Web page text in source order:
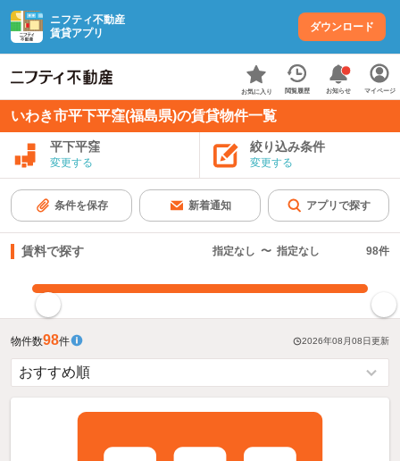
ニフティ不動産
賃貸アプリ
ダウンロード
お気に入り 閲覧履歴 お知らせ マイページ
いわき市平下平窪(福島県)の賃貸物件一覧
平下平窪
変更する
絞り込み条件
変更する
条件を保存 新着通知 アプリで探す
賃料で探す 指定なし 〜 指定なし 98件
物件数98件 2026年08月08日更新